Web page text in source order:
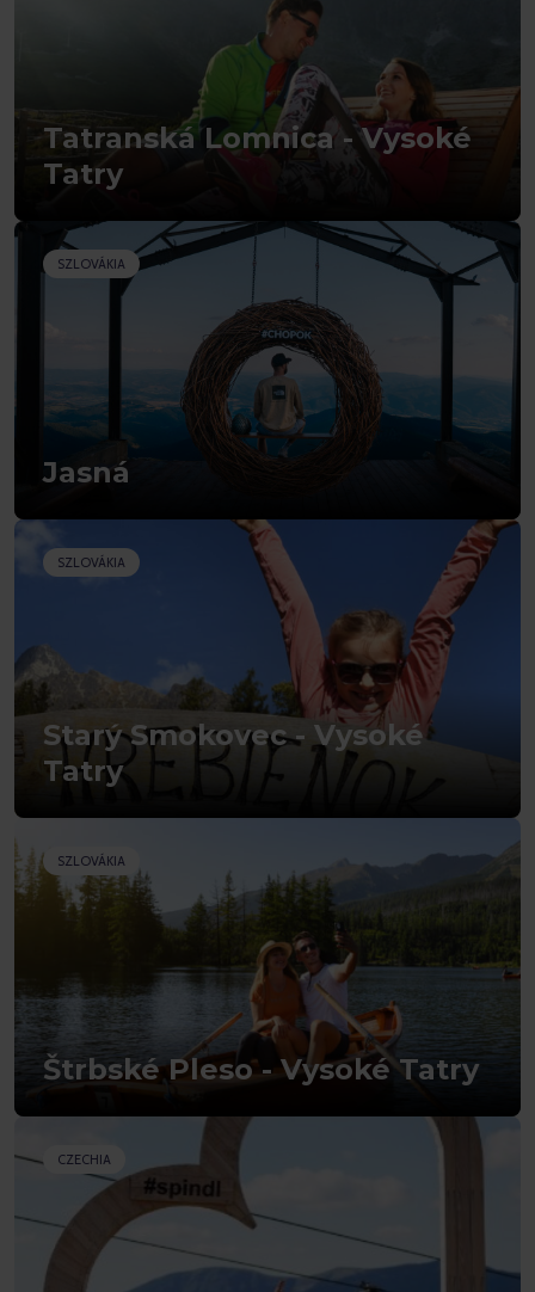
Tatranská Lomnica - Vysoké
Tatry
SZLOVÁKIA
Jasná
SZLOVÁKIA
Starý Smokovec - Vysoké
Tatry
SZLOVÁKIA
Štrbské Pleso - Vysoké Tatry
CZECHIA